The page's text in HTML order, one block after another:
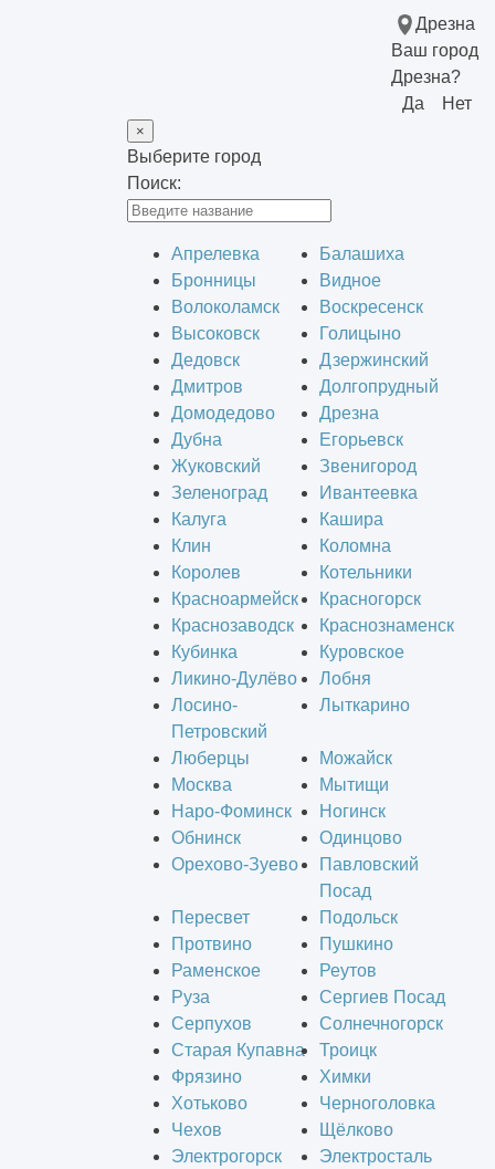
Дрезна
Ваш город
Дрезна?
Да
Нет
×
Выберите город
Поиск:
Апрелевка
Балашиха
Бронницы
Видное
Волоколамск
Воскресенск
Высоковск
Голицыно
Дедовск
Дзержинский
Дмитров
Долгопрудный
Домодедово
Дрезна
Дубна
Егорьевск
Жуковский
Звенигород
Зеленоград
Ивантеевка
Калуга
Кашира
Клин
Коломна
Королев
Котельники
Красноармейск
Красногорск
Краснозаводск
Краснознаменск
Кубинка
Куровское
Ликино-Дулёво
Лобня
Лосино-
Петровский
Лыткарино
Люберцы
Можайск
Москва
Мытищи
Наро-Фоминск
Ногинск
Обнинск
Одинцово
Орехово-Зуево
Павловский
Посад
Пересвет
Подольск
Протвино
Пушкино
Раменское
Реутов
Руза
Сергиев Посад
Серпухов
Солнечногорск
Старая Купавна
Троицк
Фрязино
Химки
Хотьково
Черноголовка
Чехов
Щёлково
Электрогорск
Электросталь